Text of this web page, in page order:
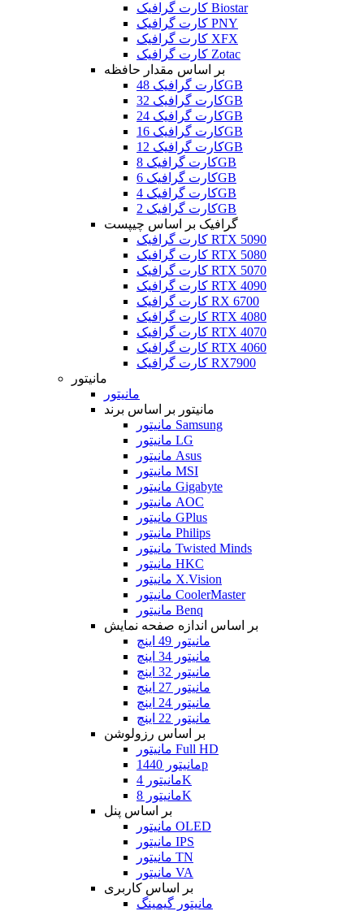
کارت گرافیک Biostar
کارت گرافیک PNY
کارت گرافیک XFX
کارت گرافیک Zotac
بر اساس مقدار حافظه
کارت گرافیک 48GB
کارت گرافیک 32GB
کارت گرافیک 24GB
کارت گرافیک 16GB
کارت گرافیک 12GB
کارت گرافیک 8GB
کارت گرافیک 6GB
کارت گرافیک 4GB
کارت گرافیک 2GB
گرافیک بر اساس چیپست
کارت گرافیک RTX 5090
کارت گرافیک RTX 5080
کارت گرافیک RTX 5070
کارت گرافیک RTX 4090
کارت گرافیک RX 6700
کارت گرافیک RTX 4080
کارت گرافیک RTX 4070
کارت گرافیک RTX 4060
کارت گرافیک RX7900
مانیتور
مانیتور
مانیتور بر اساس برند
مانیتور Samsung
مانیتور LG
مانیتور Asus
مانیتور MSI
مانیتور Gigabyte
مانیتور AOC
مانیتور GPlus
مانیتور Philips
مانیتور Twisted Minds
مانیتور HKC
مانیتور X.Vision
مانیتور CoolerMaster
مانیتور Benq
بر اساس اندازه صفحه نمایش
مانیتور 49 اینچ
مانیتور 34 اینچ
مانیتور 32 اینچ
مانیتور 27 اینچ
مانیتور 24 اینچ
مانیتور 22 اینچ
بر اساس رزولوشن
مانیتور Full HD
مانیتور 1440p
مانیتور 4K
مانیتور 8K
بر اساس پنل
مانیتور OLED
مانیتور IPS
مانیتور TN
مانیتور VA
بر اساس کاربری
مانیتور گیمینگ